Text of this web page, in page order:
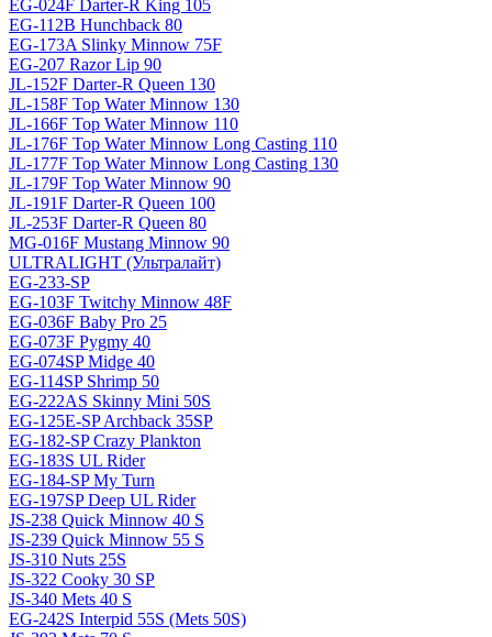
EG-024F Darter-R King 105
EG-112B Hunchback 80
EG-173A Slinky Minnow 75F
EG-207 Razor Lip 90
JL-152F Darter-R Queen 130
JL-158F Top Water Minnow 130
JL-166F Top Water Minnow 110
JL-176F Top Water Minnow Long Casting 110
JL-177F Top Water Minnow Long Casting 130
JL-179F Top Water Minnow 90
JL-191F Darter-R Queen 100
JL-253F Darter-R Queen 80
MG-016F Mustang Minnow 90
ULTRALIGHT (Ультралайт)
EG-233-SP
EG-103F Twitchy Minnow 48F
EG-036F Baby Pro 25
EG-073F Pygmy 40
EG-074SP Midge 40
EG-114SP Shrimp 50
EG-222AS Skinny Mini 50S
EG-125E-SP Archback 35SP
EG-182-SP Crazy Plankton
EG-183S UL Rider
EG-184-SP My Turn
EG-197SP Deep UL Rider
JS-238 Quick Minnow 40 S
JS-239 Quick Minnow 55 S
JS-310 Nuts 25S
JS-322 Cooky 30 SP
JS-340 Mets 40 S
EG-242S Interpid 55S (Mets 50S)